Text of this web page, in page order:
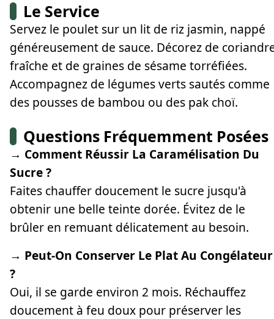
Le Service
Servez le poulet sur un lit de riz jasmin, nappé
généreusement de sauce. Décorez de
fraîche et de graines de sésame torréfiées.
Accompagnez de légumes verts sautés comme
des pousses de bambou ou des pak choï.
Questions Fréquemment Posées
→ Comment Réussir La Caramélisation Du
Sucre ?
Faites chauffer doucement le sucre jusqu'à
obtenir une belle teinte dorée. Évitez de le
brûler en remuant délicatement au besoin.
→ Peut-On Conserver Le Plat Au Congélateur
?
Oui, il se garde environ 2 mois. Réchauffez
doucement à feu doux pour préserver les